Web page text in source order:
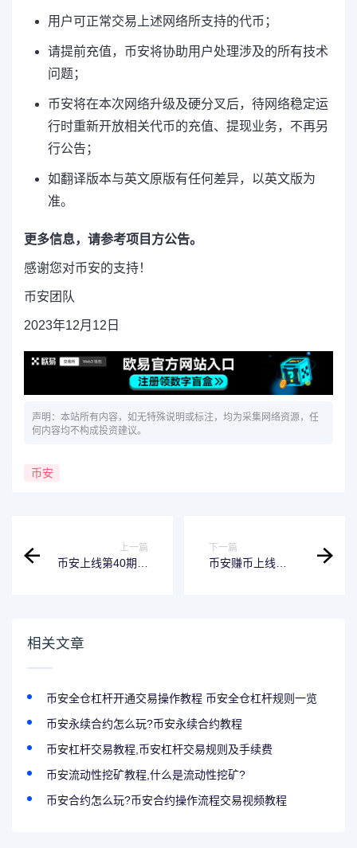
用户可正常交易上述网络所支持的代币；
请提前充值，币安将协助用户处理涉及的所有技术
问题；
币安将在本次网络升级及硬分叉后，待网络稳定运
行时重新开放相关代币的充值、提现业务，不再另
行公告；
如翻译版本与英文原版有任何差异，以英文版为
准。
更多信息，请参考项目方公告。
感谢您对币安的支持！
币安团队
2023年12月12日
声明：本站所有内容，如无特殊说明或标注，均为采集网络资源，任
何内容均不构成投资建议。
币安
上一篇
币安上线第40期新
下一篇
币安赚币上线
相关文章
币安全仓杠杆开通交易操作教程 币安全仓杠杆规则一览
币安永续合约怎么玩?币安永续合约教程
币安杠杆交易教程,币安杠杆交易规则及手续费
币安流动性挖矿教程,什么是流动性挖矿?
币安合约怎么玩?币安合约操作流程交易视频教程